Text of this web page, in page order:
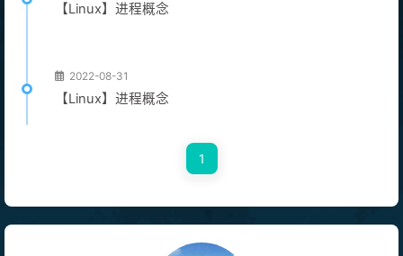
【Linux】进程概念
2022-08-31
【Linux】进程概念
1